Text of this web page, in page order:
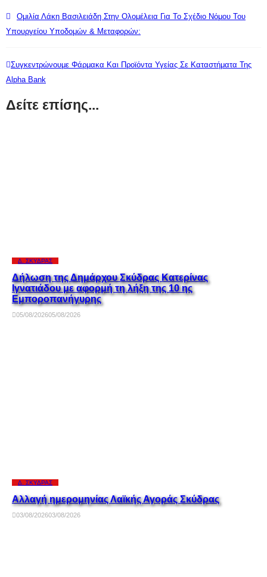
Ομιλία Λάκη Βασιλειάδη Στην Ολομέλεια Για Το Σχέδιο Νόμου Του
Υπουργείου Υποδομών & Μεταφορών:
Συγκεντρώνουμε Φάρμακα Και Προϊόντα Υγείας Σε Καταστήματα Της
Alpha Bank
Δείτε επίσης...
Δ. ΣΚΎΔΡΑΣ
Δήλωση της Δημάρχου Σκύδρας Κατερίνας
Ιγνατιάδου με αφορμή τη λήξη της 10 ης
Εμποροπανήγυρης
05/08/202605/08/2026
Δ. ΣΚΎΔΡΑΣ
Αλλαγή ημερομηνίας Λαϊκής Αγοράς Σκύδρας
03/08/202603/08/2026